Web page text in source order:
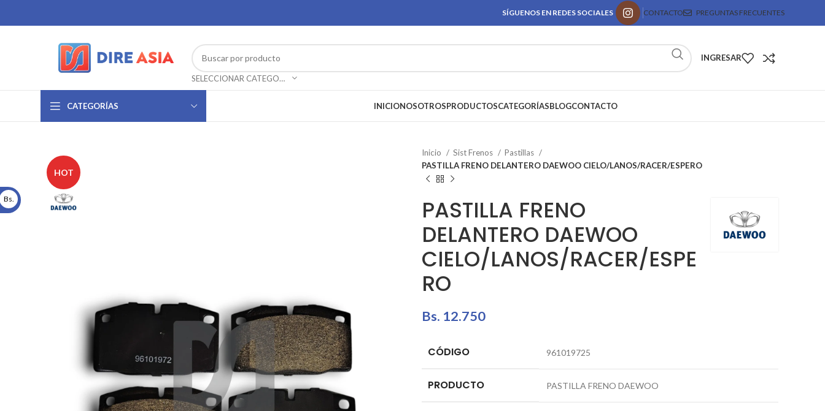
SÍGUENOS EN REDES SOCIALES CONTACTO PREGUNTAS FRECUENTES
SELECCIONAR CATEGORÍA
INGRESAR
CATEGORÍAS INICIONOSOTROSPRODUCTOSCATEGORÍASBLOGCONTACTO
HOT
Inicio Sist Frenos
Pastillas
PASTILLA FRENO DELANTERO DAEWOO CIELO/LANOS/RACER/ESPERO
PASTILLA FRENO
DELANTERO DAEWOO
CIELO/LANOS/RACER/ESPE
RO
Bs. 12.750
CÓDIGO 961019725
PRODUCTO PASTILLA FRENO DAEWOO
Bs.